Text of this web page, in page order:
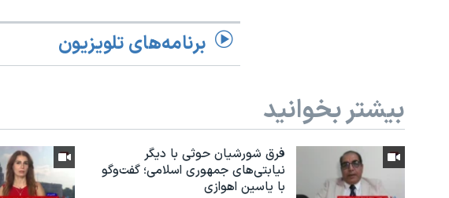
برنامه‌های تلویزیون
بیشتر بخوانید
فرق شورشیان حوثی با دیگر
نیابتی‌های جمهوری اسلامی؛ گفت‌وگو
با یاسین اهوازی